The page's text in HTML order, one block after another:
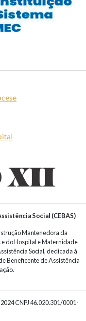
Social (CEBAS)
Mantenedora da
do Hospital e Maternidade
Social, dedicada à
Beneficente de Assistência
CNPJ 46.020.301/0001-